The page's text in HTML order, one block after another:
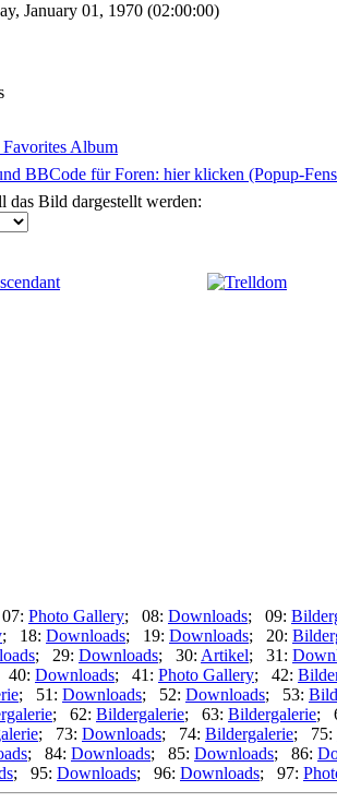
January 01, 1970 (02:00:00)
Album
BBCode für Foren: hier klicken (Popup-
das Bild dargestellt werden:
Photo Gallery; 08: Downloads; 09:
; 18: Downloads; 19: Downloads; 20:
; 29: Downloads; 30: Artikel; 31:
40: Downloads; 41: Photo Gallery; 42:
; 51: Downloads; 52: Downloads; 53:
; 62: Bildergalerie; 63: Bildergalerie;
; 73: Downloads; 74: Bildergalerie; 75:
; 84: Downloads; 85: Downloads; 86:
; 95: Downloads; 96: Downloads; 97: